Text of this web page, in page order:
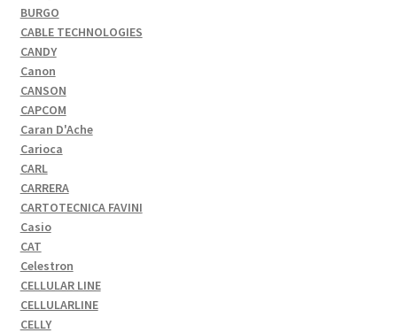
BURGO
CABLE TECHNOLOGIES
CANDY
Canon
CANSON
CAPCOM
Caran D'Ache
Carioca
CARL
CARRERA
CARTOTECNICA FAVINI
Casio
CAT
Celestron
CELLULAR LINE
CELLULARLINE
CELLY